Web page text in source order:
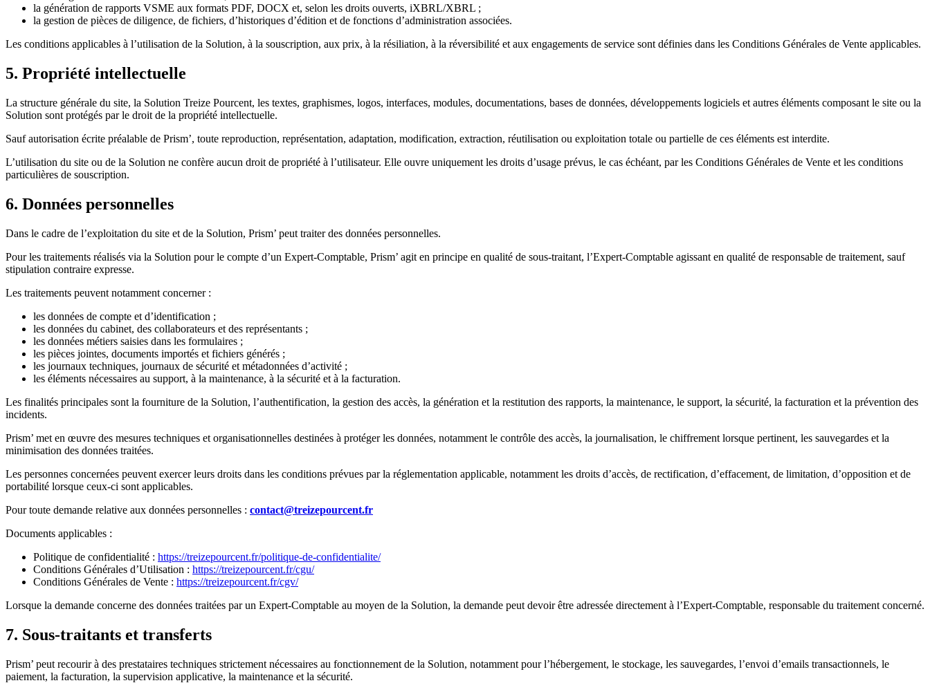
la génération de rapports VSME aux formats PDF, DOCX et, selon les droits ouverts, iXBRL/XBRL ;
la gestion de pièces de diligence, de fichiers, d’historiques d’édition et de fonctions d’administration associées.
Les conditions applicables à l’utilisation de la Solution, à la souscription, aux prix, à la résiliation, à la réversibilité et aux engagements de service sont définies dans les Conditions Générales de Vente applicables.
5. Propriété intellectuelle
La structure générale du site, la Solution Treize Pourcent, les textes, graphismes, logos, interfaces, modules, documentations, bases de données, développements logiciels et autres éléments composant le site ou la
Solution sont protégés par le droit de la propriété intellectuelle.
Sauf autorisation écrite préalable de Prism’, toute reproduction, représentation, adaptation, modification, extraction, réutilisation ou exploitation totale ou partielle de ces éléments est interdite.
L’utilisation du site ou de la Solution ne confère aucun droit de propriété à l’utilisateur. Elle ouvre uniquement les droits d’usage prévus, le cas échéant, par les Conditions Générales de Vente et les conditions
particulières de souscription.
6. Données personnelles
Dans le cadre de l’exploitation du site et de la Solution, Prism’ peut traiter des données personnelles.
Pour les traitements réalisés via la Solution pour le compte d’un Expert-Comptable, Prism’ agit en principe en qualité de sous-traitant, l’Expert-Comptable agissant en qualité de responsable de traitement, sauf
stipulation contraire expresse.
Les traitements peuvent notamment concerner :
les données de compte et d’identification ;
les données du cabinet, des collaborateurs et des représentants ;
les données métiers saisies dans les formulaires ;
les pièces jointes, documents importés et fichiers générés ;
les journaux techniques, journaux de sécurité et métadonnées d’activité ;
les éléments nécessaires au support, à la maintenance, à la sécurité et à la facturation.
Les finalités principales sont la fourniture de la Solution, l’authentification, la gestion des accès, la génération et la restitution des rapports, la maintenance, le support, la sécurité, la facturation et la prévention des
incidents.
Prism’ met en œuvre des mesures techniques et organisationnelles destinées à protéger les données, notamment le contrôle des accès, la journalisation, le chiffrement lorsque pertinent, les sauvegardes et la
minimisation des données traitées.
Les personnes concernées peuvent exercer leurs droits dans les conditions prévues par la réglementation applicable, notamment les droits d’accès, de rectification, d’effacement, de limitation, d’opposition et de
portabilité lorsque ceux-ci sont applicables.
Pour toute demande relative aux données personnelles : contact@treizepourcent.fr
Documents applicables :
Politique de confidentialité : https://treizepourcent.fr/politique-de-confidentialite/
Conditions Générales d’Utilisation : https://treizepourcent.fr/cgu/
Conditions Générales de Vente : https://treizepourcent.fr/cgv/
Lorsque la demande concerne des données traitées par un Expert-Comptable au moyen de la Solution, la demande peut devoir être adressée directement à l’Expert-Comptable, responsable du traitement concerné.
7. Sous-traitants et transferts
Prism’ peut recourir à des prestataires techniques strictement nécessaires au fonctionnement de la Solution, notamment pour l’hébergement, le stockage, les sauvegardes, l’envoi d’emails transactionnels, le
paiement, la facturation, la supervision applicative, la maintenance et la sécurité.